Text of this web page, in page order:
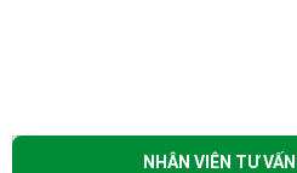
NHÂN VIÊN TƯ